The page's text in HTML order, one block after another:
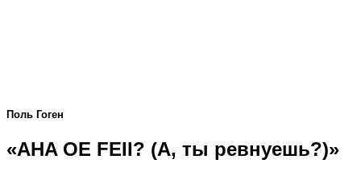
Поль Гоген
«AHA OE FEII? (А, ты ревнуешь?)»